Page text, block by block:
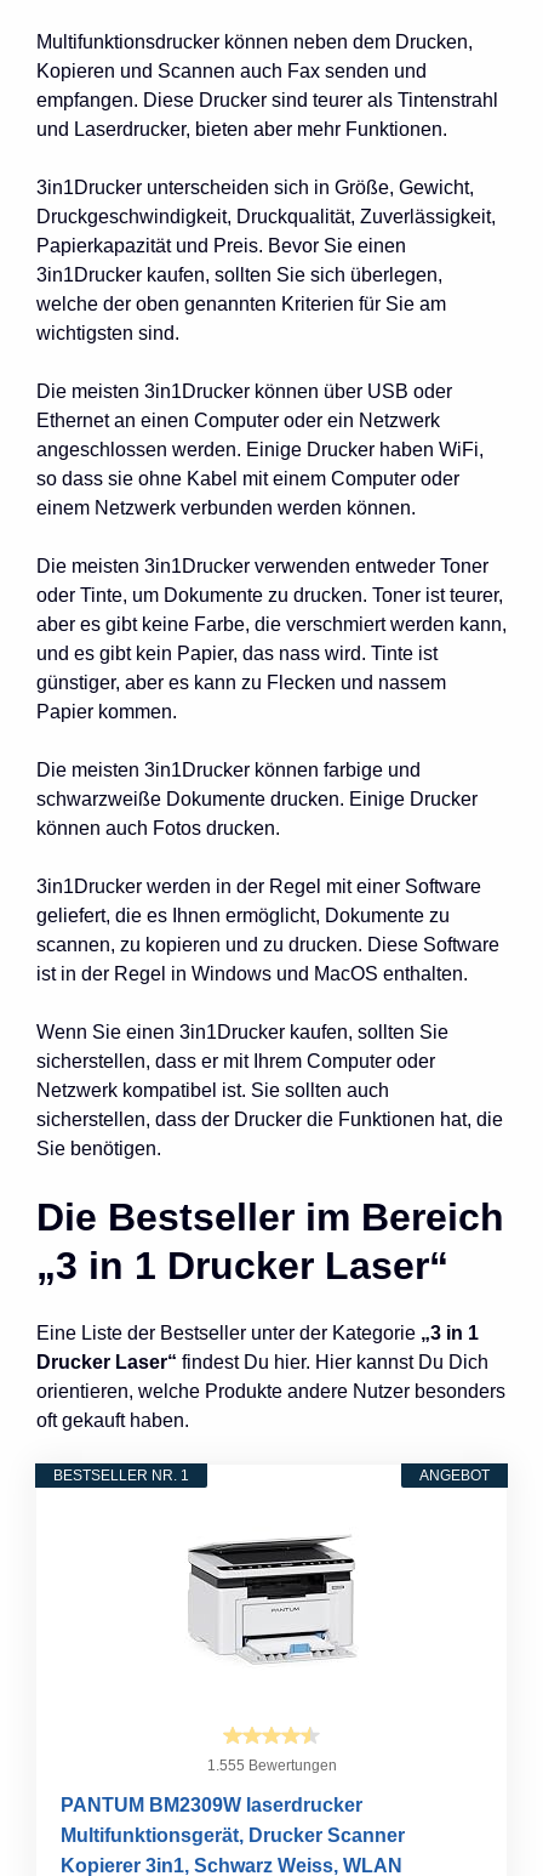
Multifunktionsdrucker können neben dem Drucken,
Kopieren und Scannen auch Fax senden und
empfangen. Diese Drucker sind teurer als Tintenstrahl
und Laserdrucker, bieten aber mehr Funktionen.
3in1Drucker unterscheiden sich in Größe, Gewicht,
Druckgeschwindigkeit, Druckqualität, Zuverlässigkeit,
Papierkapazität und Preis. Bevor Sie einen
3in1Drucker kaufen, sollten Sie sich überlegen,
welche der oben genannten Kriterien für Sie am
wichtigsten sind.
Die meisten 3in1Drucker können über USB oder
Ethernet an einen Computer oder ein Netzwerk
angeschlossen werden. Einige Drucker haben WiFi,
so dass sie ohne Kabel mit einem Computer oder
einem Netzwerk verbunden werden können.
Die meisten 3in1Drucker verwenden entweder Toner
oder Tinte, um Dokumente zu drucken. Toner ist teurer,
aber es gibt keine Farbe, die verschmiert werden kann,
und es gibt kein Papier, das nass wird. Tinte ist
günstiger, aber es kann zu Flecken und nassem
Papier kommen.
Die meisten 3in1Drucker können farbige und
schwarzweiße Dokumente drucken. Einige Drucker
können auch Fotos drucken.
3in1Drucker werden in der Regel mit einer Software
geliefert, die es Ihnen ermöglicht, Dokumente zu
scannen, zu kopieren und zu drucken. Diese Software
ist in der Regel in Windows und MacOS enthalten.
Wenn Sie einen 3in1Drucker kaufen, sollten Sie
sicherstellen, dass er mit Ihrem Computer oder
Netzwerk kompatibel ist. Sie sollten auch
sicherstellen, dass der Drucker die Funktionen hat, die
Sie benötigen.
Die Bestseller im Bereich
„3 in 1 Drucker Laser“
Eine Liste der Bestseller unter der Kategorie „3 in 1
Drucker Laser“ findest Du hier. Hier kannst Du Dich
orientieren, welche Produkte andere Nutzer besonders
oft gekauft haben.
ANGEBOT
BESTSELLER NR. 1
1.555 Bewertungen
PANTUM BM2309W laserdrucker
Multifunktionsgerät, Drucker Scanner
Kopierer 3in1, Schwarz Weiss, WLAN